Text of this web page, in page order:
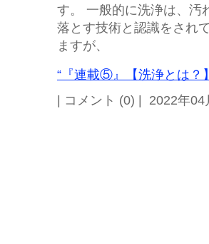
す。 一般的に洗浄は、汚
落とす技術と認識をされ
ますが、
“『連載⑤』【洗浄とは？
| コメント (0) | 2022年04